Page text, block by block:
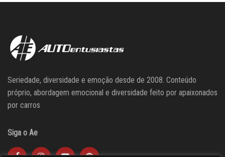
Seriedade, diversidade e emoção desde de 2008. Conteúdo
próprio, abordagem emocional e diversidade feito por apaixonados
por carros
Siga o Ae